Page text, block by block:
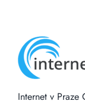
Internet v Praze